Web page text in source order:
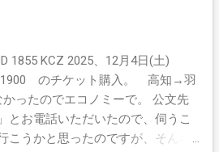
1855 KCZ 2025、12月4日(土)
1900 のチケット購入。 高知→羽
ったのでエコノミーで。 公文先
とお電話いただいたので、伺うこ
うかと思ったのですが、そんな